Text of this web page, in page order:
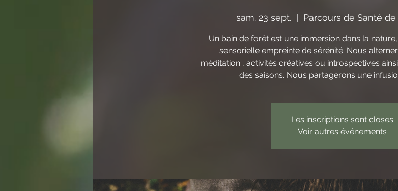
sam. 23 sept.
  |
Parcours de Santé
Un bain de forêt est une immersion dans la
sensorielle empreinte de sérénité. Nous
méditation , activités créatives ou introspectives
des saisons. Nous partagerons une
Les inscriptions sont closes
Voir autres événements